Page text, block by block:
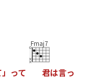
」 って
Fmaj7
君は言っ